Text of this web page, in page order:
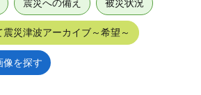
震災への備え 被災状況
震災津波アーカイブ～希望～
像を探す